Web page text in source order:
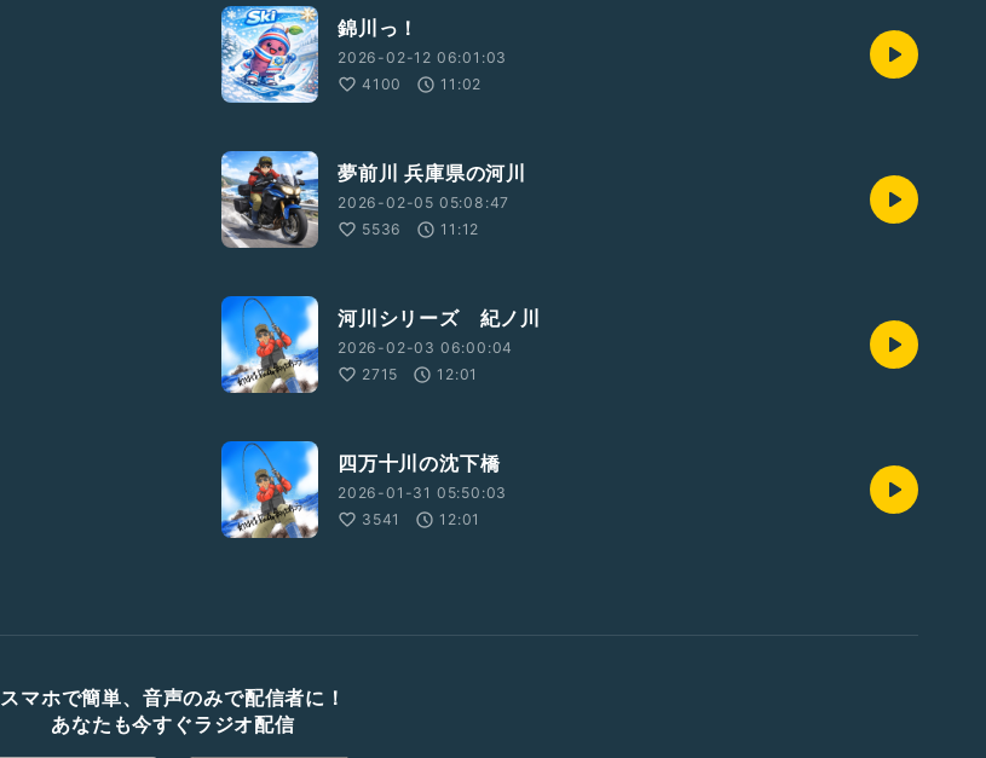
錦川っ！
2026-02-12 06:01:03
4100
11:02
夢前川 兵庫県の河川
2026-02-05 05:08:47
5536
11:12
河川シリーズ 紀ノ川
2026-02-03 06:00:04
2715
12:01
四万十川の沈下橋
2026-01-31 05:50:03
3541
12:01
スマホで簡単、音声のみで配信者に！
あなたも今すぐラジオ配信